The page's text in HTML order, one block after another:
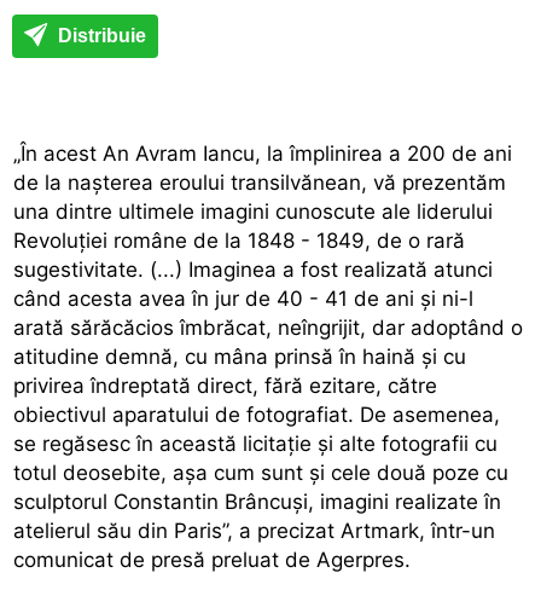
Distribuie
„În acest An Avram Iancu, la împlinirea a 200 de ani
de la naşterea eroului transilvănean, vă prezentăm
una dintre ultimele imagini cunoscute ale liderului
Revoluţiei române de la 1848 - 1849, de o rară
sugestivitate. (...) Imaginea a fost realizată atunci
când acesta avea în jur de 40 - 41 de ani şi ni-l
arată sărăcăcios îmbrăcat, neîngrijit, dar adoptând o
atitudine demnă, cu mâna prinsă în haină şi cu
privirea îndreptată direct, fără ezitare, către
obiectivul aparatului de fotografiat. De asemenea,
se regăsesc în această licitaţie şi alte fotografii cu
totul deosebite, aşa cum sunt şi cele două poze cu
sculptorul Constantin Brâncuşi, imagini realizate în
atelierul său din Paris”, a precizat Artmark, într-un
comunicat de presă preluat de Agerpres.